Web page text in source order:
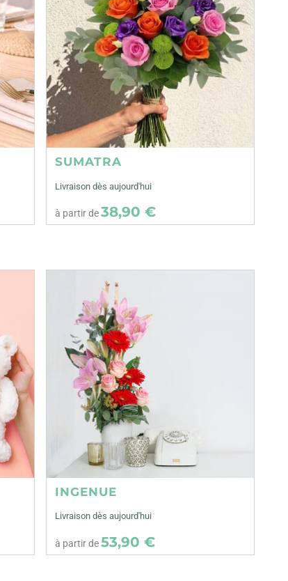
SUMATRA
Livraison dès aujourd'hui
à partir de38,90 €
INGENUE
Livraison dès aujourd'hui
à partir de53,90 €